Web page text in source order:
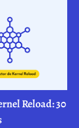
Reload: 30